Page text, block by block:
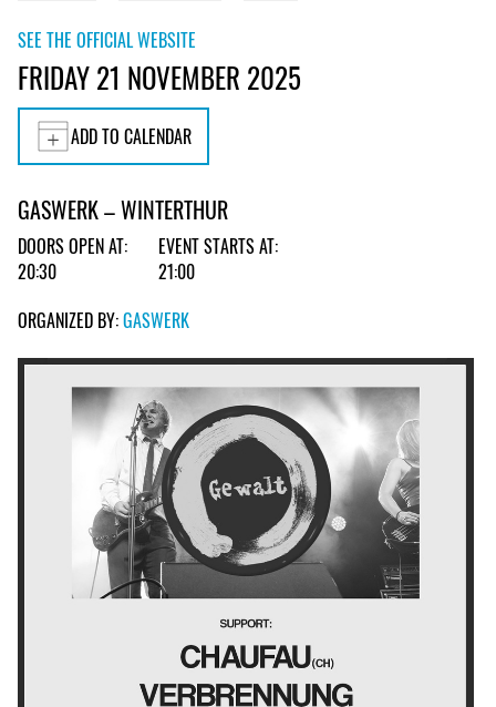
SEE THE OFFICIAL WEBSITE
FRIDAY 21 NOVEMBER 2025
ADD TO CALENDAR
GASWERK – WINTERTHUR
DOORS OPEN AT:
20:30
EVENT STARTS AT:
21:00
ORGANIZED BY:GASWERK